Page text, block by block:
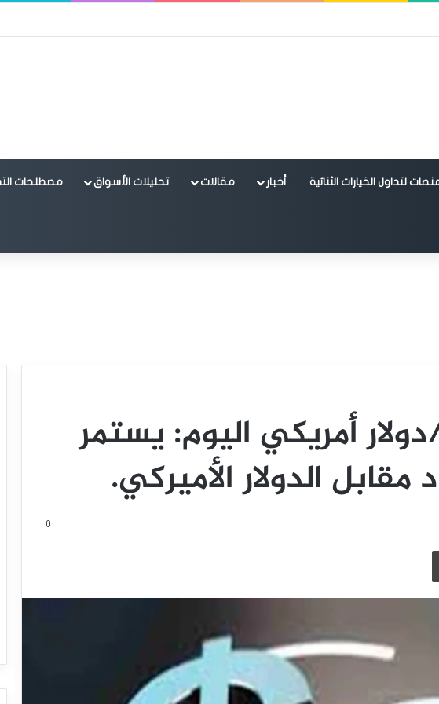
لتداول الخيارات الثنائية أخبار مقالات تحليلات الأسواق مصطلحات
أمريكي اليوم: يستمر
مقابل الدولار الأميركي.
0
طباعة